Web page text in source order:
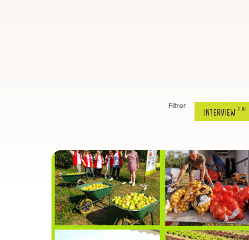
Filtrer
:
INTERVIEW (10)